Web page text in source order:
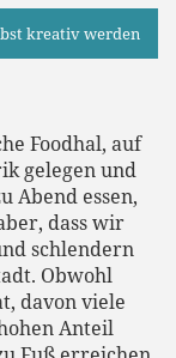
kreativ werden
Foodhal, auf
gelegen und
Abend essen,
dass wir
schlendern
Obwohl
davon viele
Anteil